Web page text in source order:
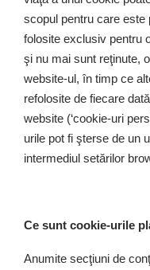
scopul pentru care este
folosite exclusiv pentru
şi nu mai sunt reţinute,
website-ul, în timp ce
refolosite de fiecare
website (‘cookie-uri
urile pot fi şterse de un
intermediul setărilor
Ce sunt cookie-urile
Anumite secţiuni de